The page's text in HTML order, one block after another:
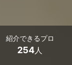
紹介できるプロ
254人